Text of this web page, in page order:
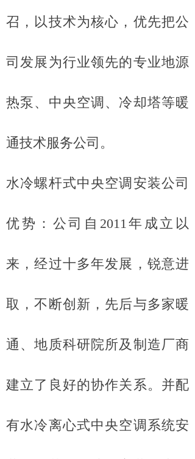
召，以技术为核心，优先把公
司发展为行业领先的专业地源
热泵、中央空调、冷却塔等暖
通技术服务公司。
水冷螺杆式中央空调安装公司
优势：公司自2011年成立以
来，经过十多年发展，锐意进
取，不断创新，先后与多家暖
通、地质科研院所及制造厂商
建立了良好的协作关系。并配
有水冷离心式中央空调系统安